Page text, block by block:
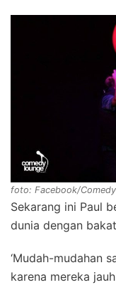
foto: Facebook/
Sekarang ini Paul
dunia dengan
‘Mudah-mudahan
karena mereka